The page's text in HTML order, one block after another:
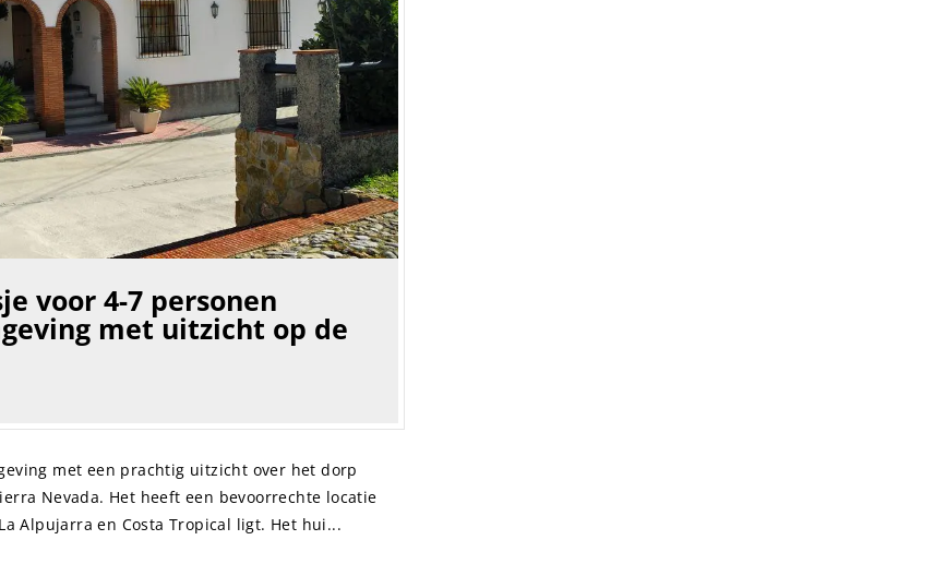
voor 4-7 personen
met uitzicht op de
met een prachtig uitzicht over het dorp
Nevada. Het heeft een bevoorrechte locatie
Alpujarra en Costa Tropical ligt. Het hui...